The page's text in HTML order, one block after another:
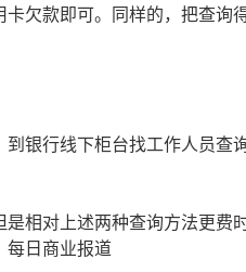
欠款即可。同样的，把查询
银行线下柜台找工作人员查
相对上述两种查询方法更费时
每日商业报道